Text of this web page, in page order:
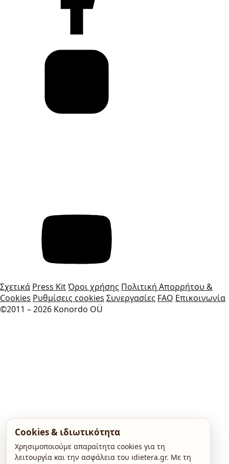
Σχετικά Press KitΌροι χρήσης Πολιτική Απορρήτου &
Cookies Ρυθμίσεις cookies Συνεργασίες FAQ Επικοινωνία
©2011 – 2026 Konordo OÜ
Cookies & ιδιωτικότητα
Χρησιμοποιούμε απαραίτητα cookies για τη
λειτουργία και την ασφάλεια του idietera.gr. Με τη